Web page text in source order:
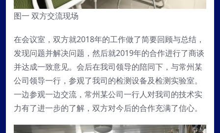
图一 双方交流现场
在会议室，双方就2018年的工作做了简要回顾与总结，
发现问题并解决问题，然后就2019年的合作进行了商谈
并达成一致意见。会后在我司领导的陪同下，与常州某
公司领导一行，参观了我司的检测设备及检测实验室。
一边参观一边交流，常州某公司一行人对我司的技术实
力有了进一步的了解，双方对今后的合作充满了信心。